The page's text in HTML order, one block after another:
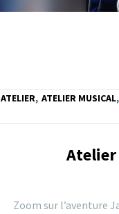
ATELIER, ATELIER MUSICAL,
Atelier
Zoom sur l’aventure